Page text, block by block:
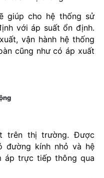
giúp cho hệ thống sử
với áp suất ổn định.
vận hành hệ thống
cũng như có áp xuất
trên thị trường. Được
đường kính nhỏ và hệ
áp trực tiếp thông qua